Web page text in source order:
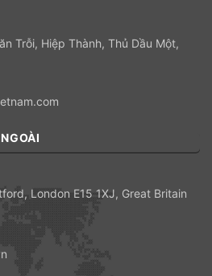
Trỗi, Hiệp Thành, Thủ Dầu Một,
London E15 1XJ, Great Britain